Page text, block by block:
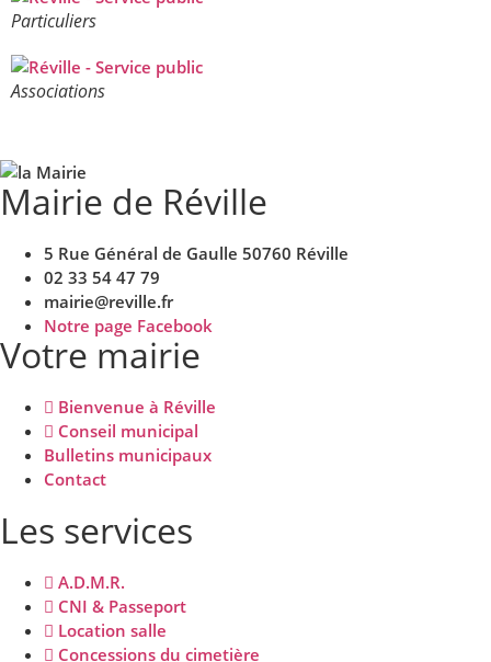
Particuliers
Associations
Mairie de Réville
5 Rue Général de Gaulle 50760 Réville
02 33 54 47 79
mairie@reville.fr
Notre page Facebook
Votre mairie
Bienvenue à Réville
Conseil municipal
Bulletins municipaux
Contact
Les services
A.D.M.R.
CNI & Passeport
Location salle
Concessions du cimetière